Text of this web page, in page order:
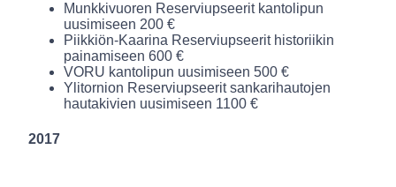
Munkkivuoren Reserviupseerit kantolipun
uusimiseen 200 €
Piikkiön-Kaarina Reserviupseerit historiikin
painamiseen 600 €
VORU kantolipun uusimiseen 500 €
Ylitornion Reserviupseerit sankarihautojen
hautakivien uusimiseen 1100 €
2017